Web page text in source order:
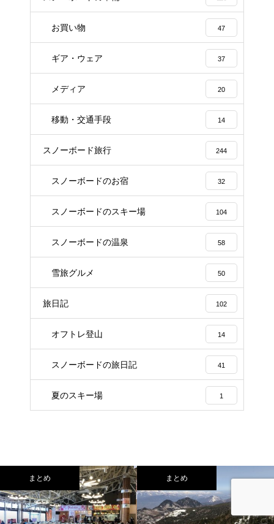
お買い物 47
ギア・ウェア 37
メディア 20
移動・交通手段 14
スノーボード旅行 244
スノーボードのお宿 32
スノーボードのスキー場 104
スノーボードの温泉 58
雪旅グルメ 50
旅日記 102
オフトレ登山 14
スノーボードの旅日記 41
夏のスキー場 1
まとめ まとめ